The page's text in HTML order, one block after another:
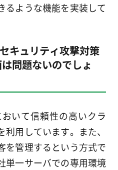
るような機能を実装して
キュリティ攻撃対策
問題ないのでしょ
いて信頼性の高いクラ
用しています。また、
を管理するという方式で
単一サーバでの専用環境